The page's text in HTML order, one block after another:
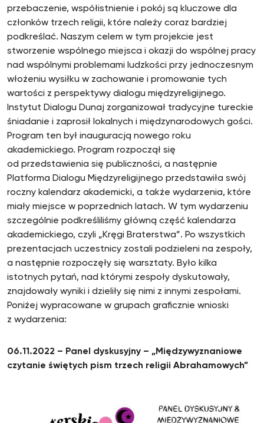
przebaczenie, współistnienie i pokój są kluczowe dla
członków trzech religii, które należy coraz bardziej
podkreślać. Naszym celem w tym projekcie jest
stworzenie wspólnego miejsca i okazji do wspólnej pracy
nad wspólnymi problemami ludzkości przy jednoczesnym
włożeniu wysiłku w zachowanie i promowanie tych
wartości z perspektywy dialogu międzyreligijnego.
Instytut Dialogu Dunaj zorganizował tradycyjne tureckie
śniadanie i zaprosił lokalnych i międzynarodowych gości.
Program ten był inauguracją nowego roku
akademickiego. Program rozpoczął się
od przedstawienia się publiczności, a następnie
Platforma Dialogu Międzyreligijnego przedstawiła swój
roczny kalendarz akademicki, a także wydarzenia, które
miały miejsce w poprzednich latach. W tym wydarzeniu
szczególnie podkreśliliśmy główną część kalendarza
akademickiego, czyli „Kręgi Braterstwa”. Po wszystkich
prezentacjach uczestnicy zostali podzieleni na zespoły,
a następnie rozpoczęły się warsztaty. Było kilka
istotnych pytań, nad którymi zespoły dyskutowały,
znajdowały wyniki i dzieliły się nimi z innymi zespołami.
Poniżej wypracowane w grupach graficznie wnioski
z wydarzenia:
06.11.2022 – Panel dyskusyjny – „Międzywyznaniowe
czytanie świętych pism trzech religii Abrahamowych”